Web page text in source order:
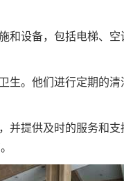
和设备，包括电梯、
生。他们进行定期的
提供及时的服务和